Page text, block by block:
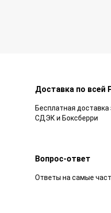
Доставка по всей
Бесплатная доставка
СДЭК и Боксберри
Вопрос-ответ
Ответы на самые